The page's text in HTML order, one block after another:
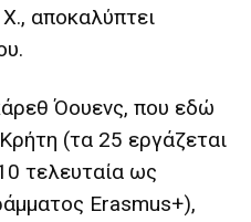
αποκαλύπτει
Όουενς, που εδώ
(τα 25 εργάζεται
τελευταία ως
Erasmus+),